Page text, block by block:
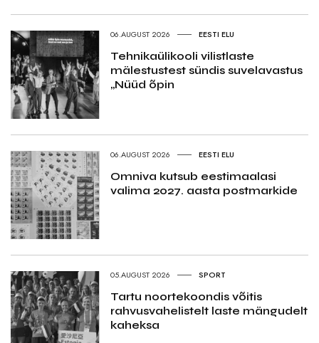
06.AUGUST 2026 EESTI ELU
Tehnikaülikooli vilistlaste
mälestustest sündis suvelavastus
„Nüüd õpin
06.AUGUST 2026 EESTI ELU
Omniva kutsub eestimaalasi
valima 2027. aasta postmarkide
05.AUGUST 2026 SPORT
Tartu noortekoondis võitis
rahvusvahelistelt laste mängudelt
kaheksa